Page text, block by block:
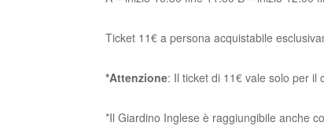
Ticket 11€ a persona acquistabile
*Attenzione: Il ticket di 11€ vale solo per il
*Il Giardino Inglese è raggiungibile anche